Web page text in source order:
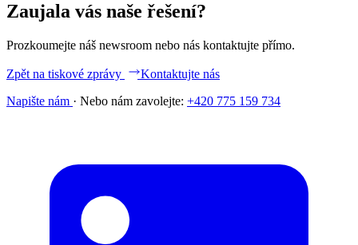
Zaujala vás naše řešení?
Prozkoumejte náš newsroom nebo nás kontaktujte přímo.
Zpět na tiskové zprávy
Kontaktujte nás
Napište nám · Nebo nám zavolejte: +420 775 159 734